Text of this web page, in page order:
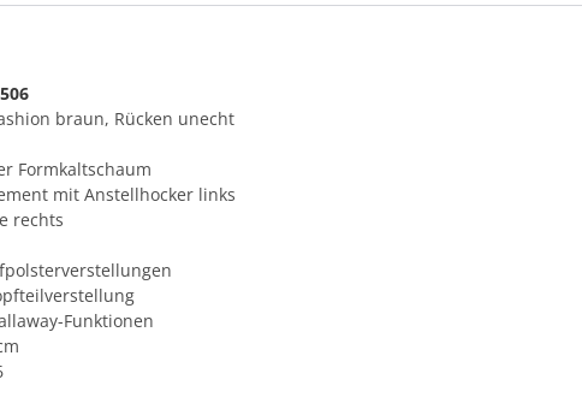
braun, Rücken unecht
Formkaltschaum
mit Anstellhocker links
rechts
Funktionen